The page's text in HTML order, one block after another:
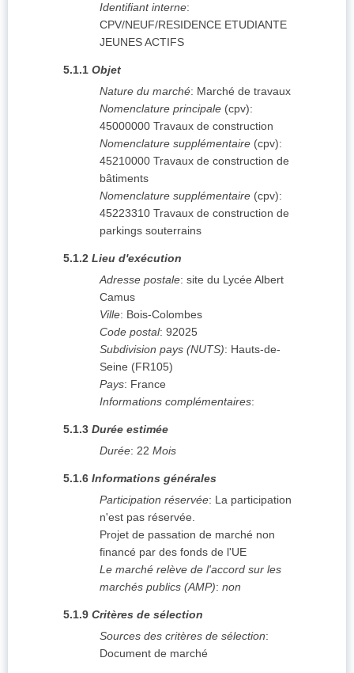
Identifiant interne:
CPV/NEUF/RESIDENCE ETUDIANTE
JEUNES ACTIFS
5.1.1 Objet
Nature du marché: Marché de travaux
Nomenclature principale (cpv):
45000000 Travaux de construction
Nomenclature supplémentaire (cpv):
45210000 Travaux de construction de
bâtiments
Nomenclature supplémentaire (cpv):
45223310 Travaux de construction de
parkings souterrains
5.1.2 Lieu d'exécution
Adresse postale: site du Lycée Albert
Camus
Ville: Bois-Colombes
Code postal: 92025
Subdivision pays (NUTS): Hauts-de-
Seine (FR105)
Pays: France
Informations complémentaires:
5.1.3 Durée estimée
Durée: 22 Mois
5.1.6 Informations générales
Participation réservée: La participation
n'est pas réservée.
Projet de passation de marché non
financé par des fonds de l'UE
Le marché relève de l'accord sur les
marchés publics (AMP): non
5.1.9 Critères de sélection
Sources des critères de sélection:
Document de marché